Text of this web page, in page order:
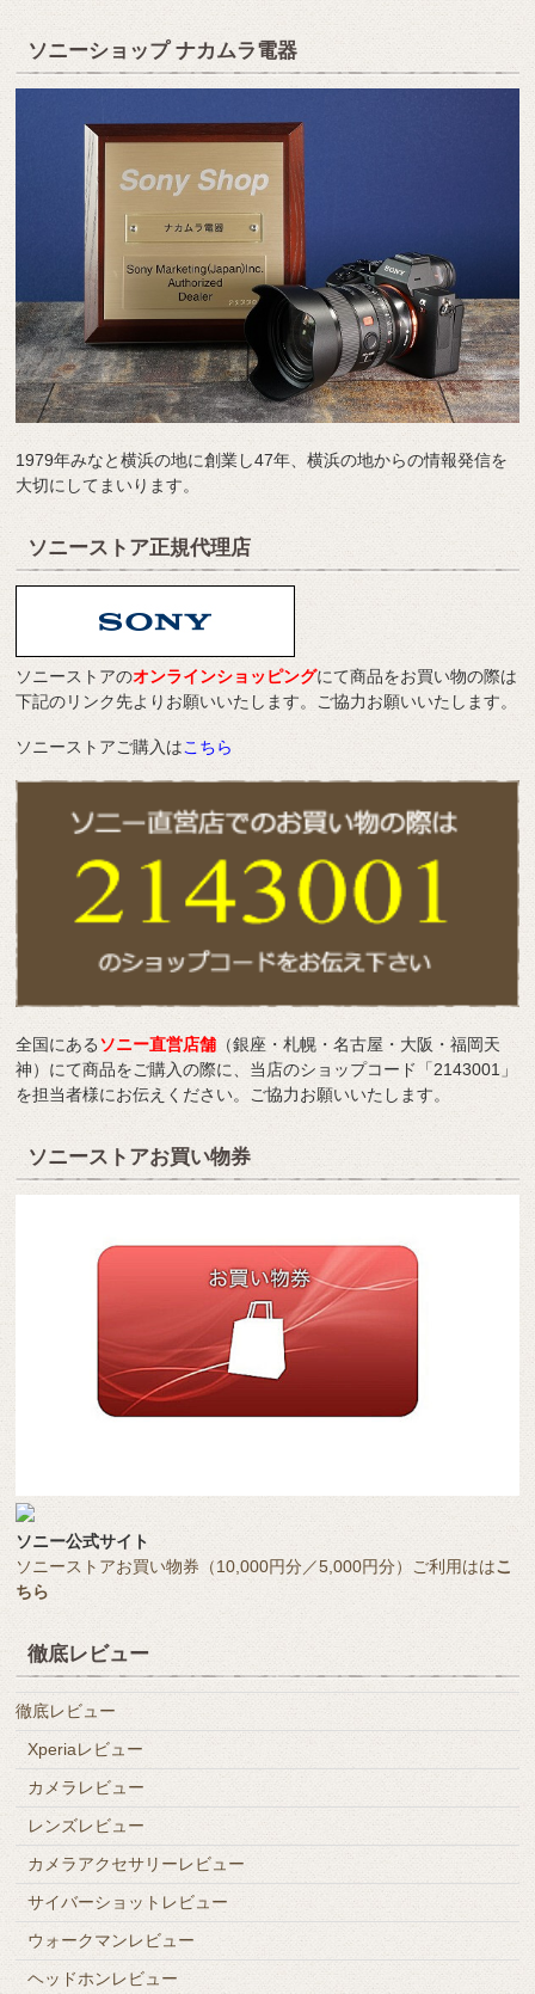
ソニーショップ ナカムラ電器
1979年みなと横浜の地に創業し47年、横浜の地からの情報発信を
大切にしてまいります。
ソニーストア正規代理店
ソニーストアのオンラインショッピングにて商品をお買い物の際は
下記のリンク先よりお願いいたします。ご協力お願いいたします。
ソニーストアご購入はこちら
全国にあるソニー直営店舗 （銀座・札幌・名古屋・大阪・福岡天
神）にて商品をご購入の際に、当店のショップコード「2143001」
を担当者様にお伝えください。ご協力お願いいたします。
ソニーストアお買い物券
ソニー公式サイト
ソニーストアお買い物券（10,000円分／5,000円分）ご利用ははこ
ちら
徹底レビュー
徹底レビュー
Xperiaレビュー
カメラレビュー
レンズレビュー
カメラアクセサリーレビュー
サイバーショットレビュー
ウォークマンレビュー
ヘッドホンレビュー